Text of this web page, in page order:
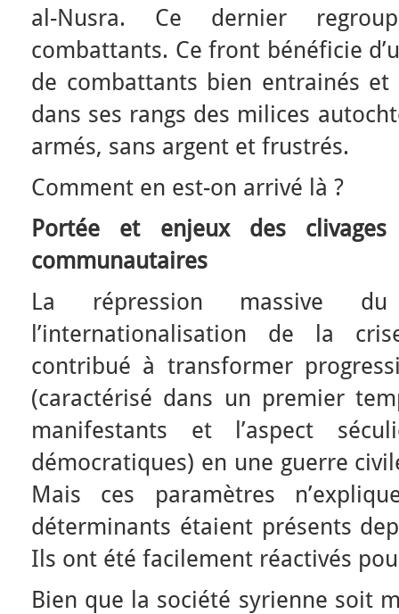
al-Nusra. Ce dernier
combattants. Ce front bénéficie
de combattants bien entrainés
dans ses rangs des milices
armés, sans argent et frustrés.
Comment en est-on arrivé là ?
Portée et enjeux des
communautaires
La répression massive
l’internationalisation de la
contribué à transformer
(caractérisé dans un premier
manifestants et l’aspect
démocratiques) en une guerre
Mais ces paramètres
déterminants étaient présents
Ils ont été facilement réactivés
Bien que la société syrienne soit